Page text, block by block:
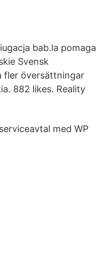
bab.la pomaga
Svensk
fler översättningar
882 likes. Reality
med WP